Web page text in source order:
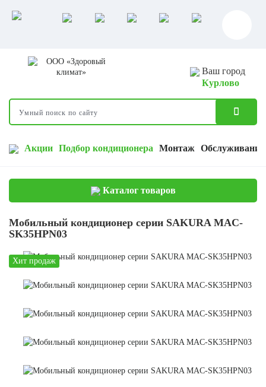
Ваш город
Курлово
Акции Подбор кондиционера Монтаж Обслуживание
Каталог товаров
Мобильный кондиционер серии SAKURA MAC-
SK35HPN03
Хит продаж